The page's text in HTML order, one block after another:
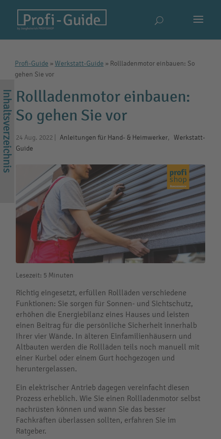
Profi-Guide »Werkstatt-Guide » Rollladenmotor einbauen: So
gehen Sie vor
Rollladenmotor einbauen:
So gehen Sie vor
24 Aug. 2022 Anleitungen für Hand- & Heimwerker​, Werkstatt-
Guide
Lesezeit: 5 Minuten
Richtig eingesetzt, erfüllen Rollläden verschiedene
Funktionen: Sie sorgen für Sonnen- und Sichtschutz,
erhöhen die Energiebilanz eines Hauses und leisten
einen Beitrag für die persönliche Sicherheit innerhalb
Ihrer vier Wände. In älteren Einfamilienhäusern und
Altbauten werden die Rollläden teils noch manuell mit
einer Kurbel oder einem Gurt hochgezogen und
heruntergelassen.
Ein elektrischer Antrieb dagegen vereinfacht diesen
Prozess erheblich. Wie Sie einen Rollladenmotor selbst
nachrüsten können und wann Sie das besser
Fachkräften überlassen sollten, erfahren Sie im
Ratgeber.